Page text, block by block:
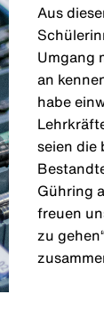
Aus
Umgang
an
habe
seien die
Gühring
freuen
zu